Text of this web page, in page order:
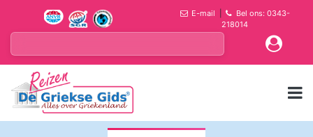
E-mail
Bel ons: 0343-
218014